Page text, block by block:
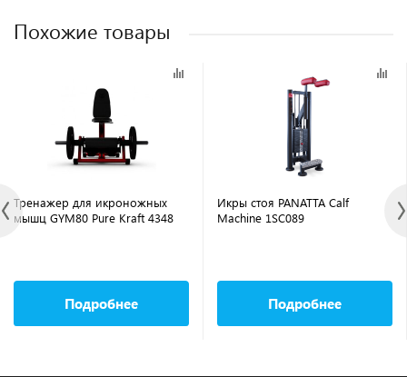
Похожие товары
Тренажер для икроножных
мышц GYM80 Pure Kraft 4348
Подробнее
Икры стоя PANATTA Calf
Machine 1SC089
Подробнее